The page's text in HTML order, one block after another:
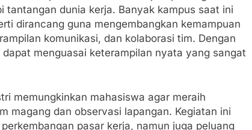
dunia kerja. Banyak kampus saat ini
dirancang guna mengembangkan kemampuan
komunikasi, dan kolaborasi tim. Dengan
menguasai keterampilan nyata yang sangat
memungkinkan mahasiswa agar meraih
magang dan observasi lapangan. Kegiatan ini
pasar kerja, namun juga peluang